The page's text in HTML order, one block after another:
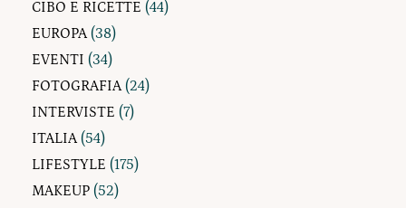
CIBO E RICETTE (44)
EUROPA(38)
EVENTI (34)
FOTOGRAFIA(24)
INTERVISTE (7)
ITALIA(54)
LIFESTYLE (175)
MAKEUP (52)